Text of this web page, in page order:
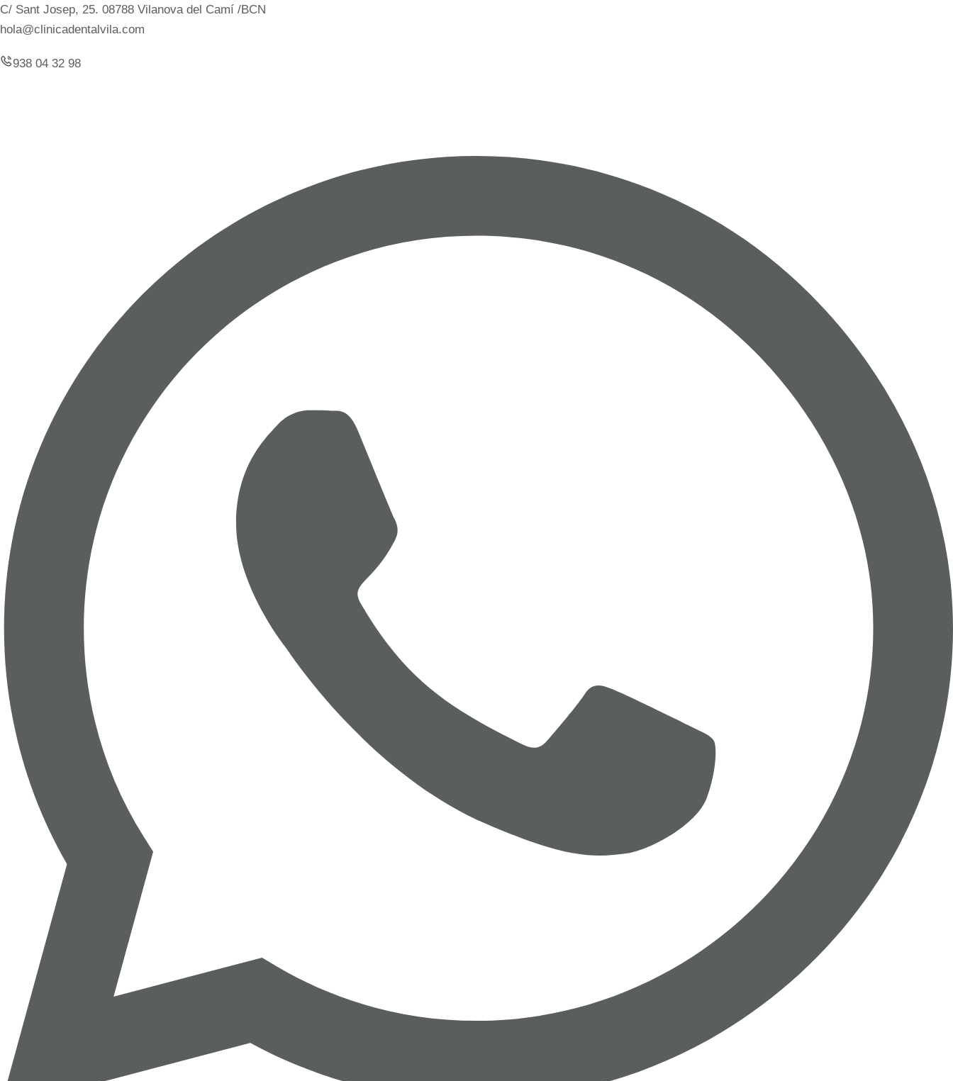
C/ Sant Josep, 25. 08788 Vilanova del Camí /BCN
hola@clinicadentalvila.com
938 04 32 98